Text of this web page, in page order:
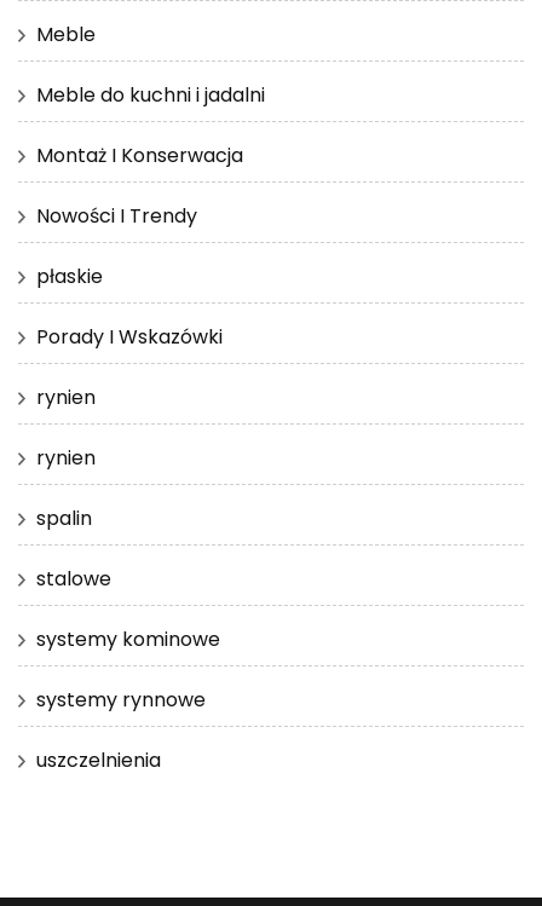
Meble
Meble do kuchni i jadalni
Montaż I Konserwacja
Nowości I Trendy
płaskie
Porady I Wskazówki
rynien
rynien
spalin
stalowe
systemy kominowe
systemy rynnowe
uszczelnienia